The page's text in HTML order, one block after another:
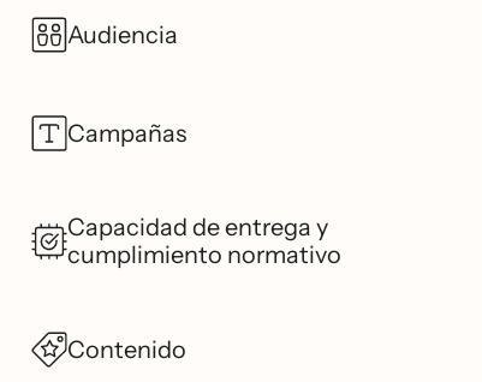
Audiencia
Campañas
Capacidad de entrega y
cumplimiento normativo
Contenido